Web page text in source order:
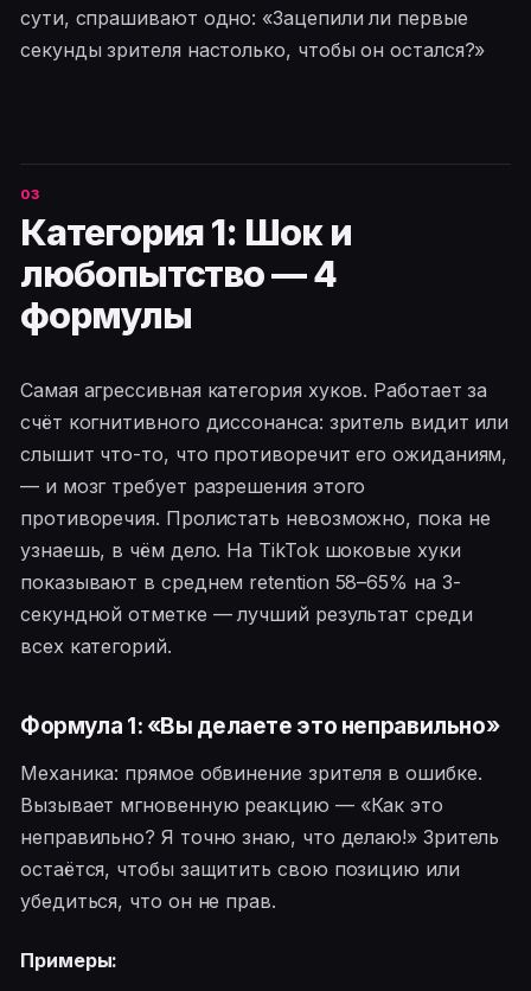
сути, спрашивают одно: «Зацепили ли первые
секунды зрителя настолько, чтобы он остался?»
Категория 1: Шок и
любопытство — 4
формулы
Самая агрессивная категория хуков. Работает за
счёт когнитивного диссонанса: зритель видит или
слышит что-то, что противоречит его ожиданиям,
— и мозг требует разрешения этого
противоречия. Пролистать невозможно, пока не
узнаешь, в чём дело. На TikTok шоковые хуки
показывают в среднем retention 58–65% на 3-
секундной отметке — лучший результат среди
всех категорий.
Формула 1: «Вы делаете это неправильно»
Механика: прямое обвинение зрителя в ошибке.
Вызывает мгновенную реакцию — «Как это
неправильно? Я точно знаю, что делаю!» Зритель
остаётся, чтобы защитить свою позицию или
убедиться, что он не прав.
Примеры: